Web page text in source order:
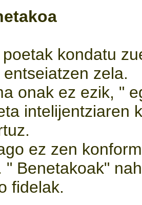
kondatu
zela.
onak ez ezik, "
intelijentziaren
ez zen
" Benetakoak"
fidelak.